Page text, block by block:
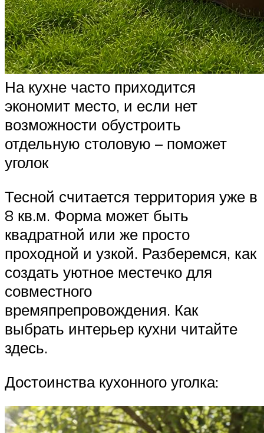
На кухне часто приходится
экономит место, и если нет
возможности обустроить
отдельную столовую – поможет
уголок
Тесной считается территория уже в
8 кв.м. Форма может быть
квадратной или же просто
проходной и узкой. Разберемся, как
создать уютное местечко для
совместного
времяпрепровождения. Как
выбрать интерьер кухни читайте
здесь.
Достоинства кухонного уголка: